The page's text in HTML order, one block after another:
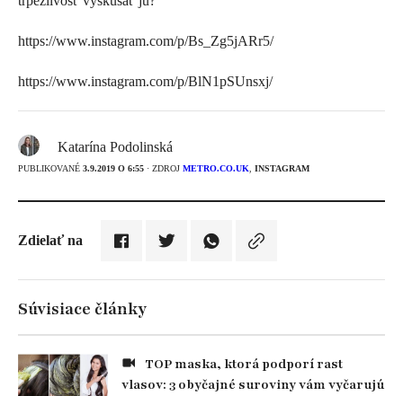
https://www.instagram.com/p/Bs_Zg5jARr5/
https://www.instagram.com/p/BlN1pSUnsxj/
Katarína Podolinská
PUBLIKOVANÉ 3.9.2019 O 6:55 · ZDROJ METRO.CO.UK, INSTAGRAM
Zdielať na
Súvisiace články
vlasov: 3 obyčajné suroviny vám vyčarujú